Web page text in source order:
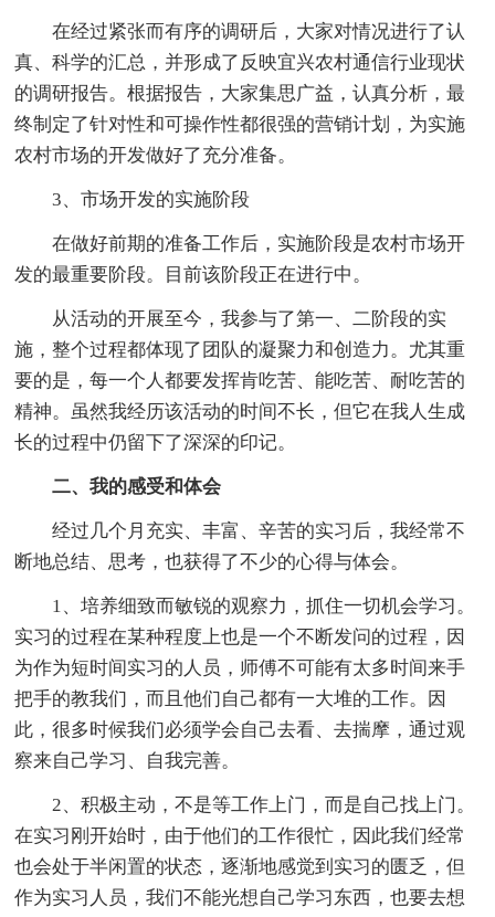
在经过紧张而有序的调研后，大家对情况进行了认
真、科学的汇总，并形成了反映宜兴农村通信行业现状
的调研报告。根据报告，大家集思广益，认真分析，最
终制定了针对性和可操作性都很强的营销计划，为实施
农村市场的开发做好了充分准备。
3、市场开发的实施阶段
在做好前期的准备工作后，实施阶段是农村市场开
发的最重要阶段。目前该阶段正在进行中。
从活动的开展至今，我参与了第一、二阶段的实
施，整个过程都体现了团队的凝聚力和创造力。尤其重
要的是，每一个人都要发挥肯吃苦、能吃苦、耐吃苦的
精神。虽然我经历该活动的时间不长，但它在我人生成
长的过程中仍留下了深深的印记。
二、我的感受和体会
经过几个月充实、丰富、辛苦的实习后，我经常不
断地总结、思考，也获得了不少的心得与体会。
1、培养细致而敏锐的观察力，抓住一切机会学习。
实习的过程在某种程度上也是一个不断发问的过程，因
为作为短时间实习的人员，师傅不可能有太多时间来手
把手的教我们，而且他们自己都有一大堆的工作。因
此，很多时候我们必须学会自己去看、去揣摩，通过观
察来自己学习、自我完善。
2、积极主动，不是等工作上门，而是自己找上门。
在实习刚开始时，由于他们的工作很忙，因此我们经常
也会处于半闲置的状态，逐渐地感觉到实习的匮乏，但
作为实习人员，我们不能光想自己学习东西，也要去想